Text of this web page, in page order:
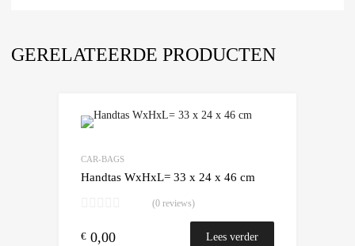
GERELATEERDE PRODUCTEN
CAR-BAGS
Handtas WxHxL= 33 x 24 x 46 cm
(0 reviews)
€ 0,00 Lees verder